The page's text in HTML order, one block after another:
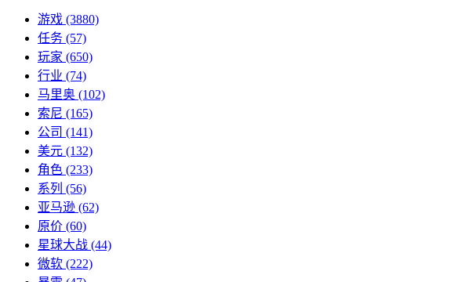
游戏 (3880)
任务 (57)
玩家 (650)
行业 (74)
马里奥 (102)
索尼 (165)
公司 (141)
美元 (132)
角色 (233)
系列 (56)
亚马逊 (62)
原价 (60)
星球大战 (44)
微软 (222)